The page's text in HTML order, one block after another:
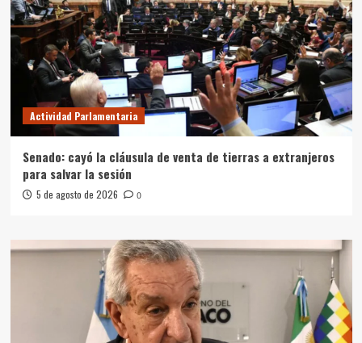
Actividad Parlamentaria
Senado: cayó la cláusula de venta de tierras a extranjeros
para salvar la sesión
5 de agosto de 2026 0